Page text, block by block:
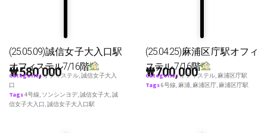
(25.05.09)誠信女子大入口駅
オフィステル7/16階
₩580,000
Categoriesオフィステル,誠信女子大入
口
Tags4号線, ソンシンヨデ,誠信女子大,誠
信女子大入口,誠信女子大入口駅
(25.04.25)麻浦区庁駅オフィ
ステル 7/16階
₩700,000
Categoriesオフィステル, 麻浦区庁駅
Tags6号線, 麻浦, 麻浦区庁, 麻浦区庁駅